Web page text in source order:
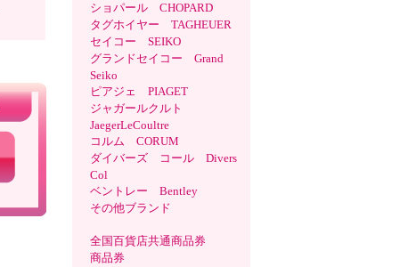
ショパール CHOPARD
タグホイヤー TAGHEUER
セイコー SEIKO
グランドセイコー Grand
Seiko
ピアジェ PIAGET
ジャガールクルト
JaegerLeCoultre
コルム CORUM
ダイバーズ コール Divers
Col
ベントレー Bentley
その他ブランド
全国百貨店共通商品券
商品券